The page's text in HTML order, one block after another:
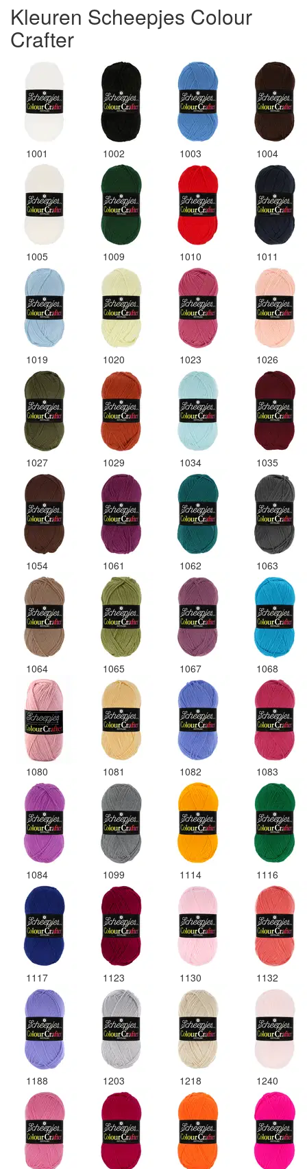
Kleuren Scheepjes Colour
Crafter
1001 1002 1003 1004
1005 1009 1010 1011
1019 1020 1023 1026
1027 1029 1034 1035
1054 1061 1062 1063
1064 1065 1067 1068
1080 1081 1082 1083
1084 1099 1114 1116
1117 1123 1130 1132
1188 1203 1218 1240